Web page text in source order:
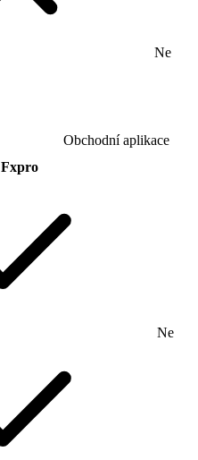
Ne
Obchodní aplikace
Fxpro
Ne